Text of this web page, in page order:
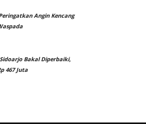
Angin Kencang
Bakal Diperbaiki,
467 Juta